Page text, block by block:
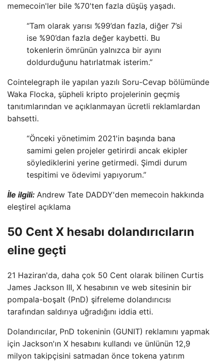
memecoin'ler bile %70'ten fazla düşüş yaşadı.
“Tam olarak yarısı %99’dan fazla, diğer 7’si
ise %90’dan fazla değer kaybetti. Bu
tokenlerin ömrünün yalnızca bir ayını
doldurduğunu hatırlatmak isterim.”
Cointelegraph ile yapılan yazılı Soru-Cevap bölümünde
Waka Flocka, şüpheli kripto projelerinin geçmiş
tanıtımlarından ve açıklanmayan ücretli reklamlardan
bahsetti.
“Önceki yönetimim 2021'in başında bana
samimi gelen projeler getirirdi ancak ekipler
söylediklerini yerine getirmedi. Şimdi durum
tespitimi ve ödevimi yapıyorum.”
İle ilgili: Andrew Tate DADDY'den memecoin hakkında
eleştirel açıklama
50 Cent X hesabı dolandırıcıların
eline geçti
21 Haziran'da, daha çok 50 Cent olarak bilinen Curtis
James Jackson III, X hesabının ve web sitesinin bir
pompala-boşalt (PnD) şifreleme dolandırıcısı
tarafından saldırıya uğradığını iddia etti.
Dolandırıcılar, PnD tokeninin (GUNIT) reklamını yapmak
için Jackson'ın X hesabını kullandı ve ünlünün 12,9
milyon takipçisini satmadan önce tokena yatırım